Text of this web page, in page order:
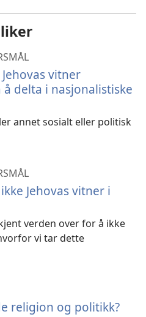
vitner
delta i nasjonalistiske
annet sosialt eller politisk
Jehovas vitner i
verden over for å ikke
vi tar dette
religion og politikk?